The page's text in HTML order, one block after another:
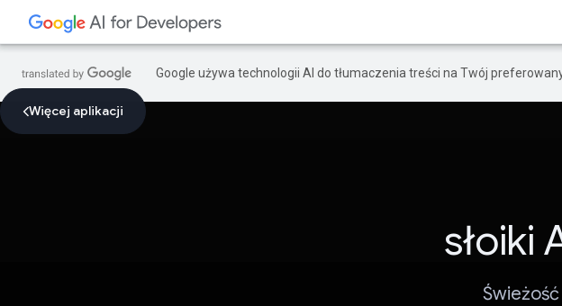
Google używa technologii AI do tłumaczenia treści na Twój
Więcej aplikacji
słoiki